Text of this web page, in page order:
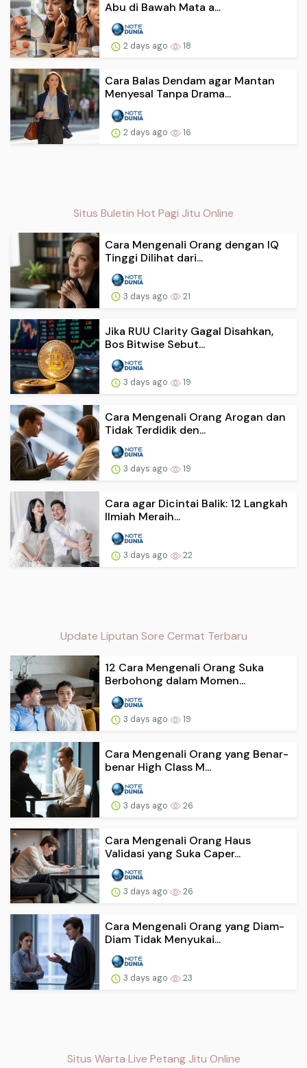
Abu di Bawah Mata a...
2 days ago 18
Cara Balas Dendam agar Mantan
Menyesal Tanpa Drama...
2 days ago 16
Situs Buletin Hot Pagi Jitu Online
Cara Mengenali Orang dengan IQ
Tinggi Dilihat dari...
3 days ago 21
Jika RUU Clarity Gagal Disahkan,
Bos Bitwise Sebut...
3 days ago 19
Cara Mengenali Orang Arogan dan
Tidak Terdidik den...
3 days ago 19
Cara agar Dicintai Balik: 12 Langkah
Ilmiah Meraih...
3 days ago 22
Update Liputan Sore Cermat Terbaru
12 Cara Mengenali Orang Suka
Berbohong dalam Momen...
3 days ago 19
Cara Mengenali Orang yang Benar-
benar High Class M...
3 days ago 26
Cara Mengenali Orang Haus
Validasi yang Suka Caper...
3 days ago 26
Cara Mengenali Orang yang Diam-
Diam Tidak Menyukai...
3 days ago 23
Situs Warta Live Petang Jitu Online